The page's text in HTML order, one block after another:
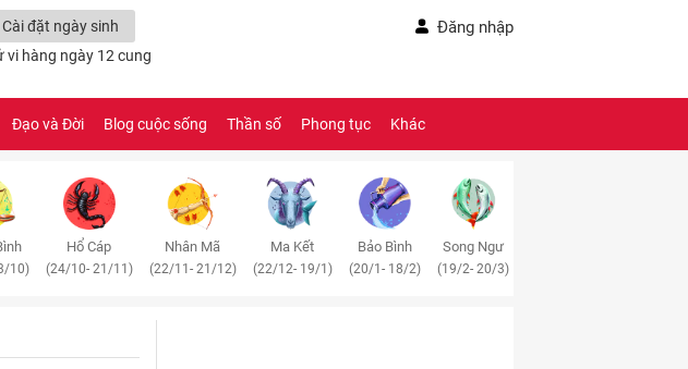
Cài đặt ngày sinh Đăng nhập
vi hàng ngày 12 cung
Đạo và Đời Blog cuộc sống Thần số Phong tục Khác
10)
Hổ Cáp
(24/10- 21/11)
Nhân Mã
(22/11- 21/12)
Ma Kết
(22/12- 19/1)
Bảo Bình
(20/1- 18/2)
Song Ngư
(19/2- 20/3)